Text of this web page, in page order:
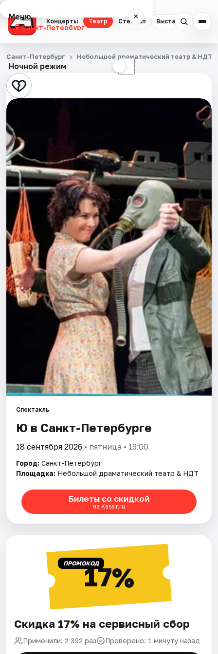
Концерты Театр Стендап Выставки
Меню ×
Санкт-Петербург
Концерты
Театр
Стендап
Квесты
Экскурсии
Спорт
События
Города
Площадки
Артисты
Рейтинги
Ночной режим ☾
Санкт-Петербург Небольшой драматический театр & НДТ
Спектакль
Ю в Санкт-Петербурге
18 сентября 2026 • пятница • 19:00
Город: Санкт-Петербург
Площадка: Небольшой драматический театр & НДТ
Билеты со скидкой
на Kassir.ru
ПРОМОКОД17%
Скидка 17% на сервисный сбор
Применили: 2 392 раз Проверено: 1 минуту назад